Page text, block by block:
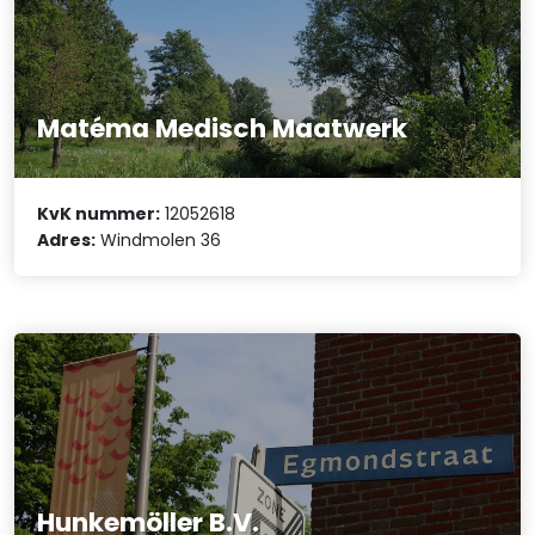
Matéma Medisch Maatwerk
KvK nummer: 12052618
Adres: Windmolen 36
Hunkemöller B.V.